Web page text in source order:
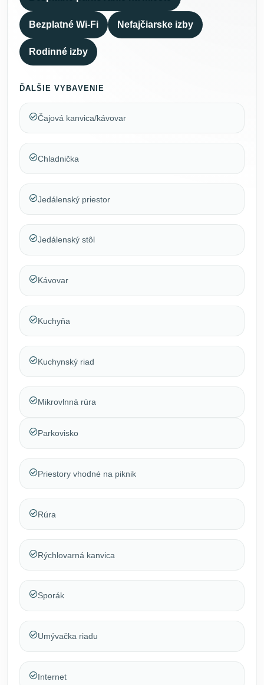
Bezplatné Wi-Fi Nefajčiarske izby
Rodinné izby
ĎALŠIE VYBAVENIE
Čajová kanvica/kávovar
Chladnička
Jedálenský priestor
Jedálenský stôl
Kávovar
Kuchyňa
Kuchynský riad
Mikrovlnná rúra
Parkovisko
Priestory vhodné na piknik
Rúra
Rýchlovarná kanvica
Sporák
Umývačka riadu
Internet